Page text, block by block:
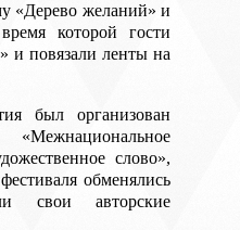
«Дерево желаний» и
которой гости
и повязали ленты на
был организован
слово»,
обменялись
свои авторские